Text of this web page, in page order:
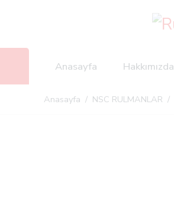
Anasayfa Hakkımızda
Anasayfa / NSC RULMANLAR /